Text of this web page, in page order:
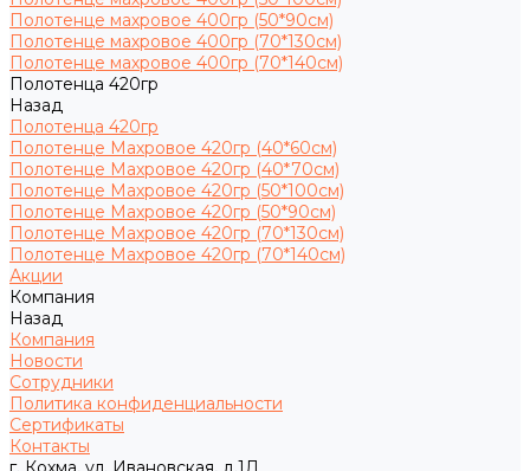
Полотенце махровое 400гр (50*90см)
Полотенце махровое 400гр (70*130см)
Полотенце махровое 400гр (70*140см)
Полотенца 420гр
Назад
Полотенца 420гр
Полотенце Махровое 420гр (40*60см)
Полотенце Махровое 420гр (40*70см)
Полотенце Махровое 420гр (50*100см)
Полотенце Махровое 420гр (50*90см)
Полотенце Махровое 420гр (70*130см)
Полотенце Махровое 420гр (70*140см)
Акции
Компания
Назад
Компания
Новости
Сотрудники
Политика конфиденциальности
Сертификаты
Контакты